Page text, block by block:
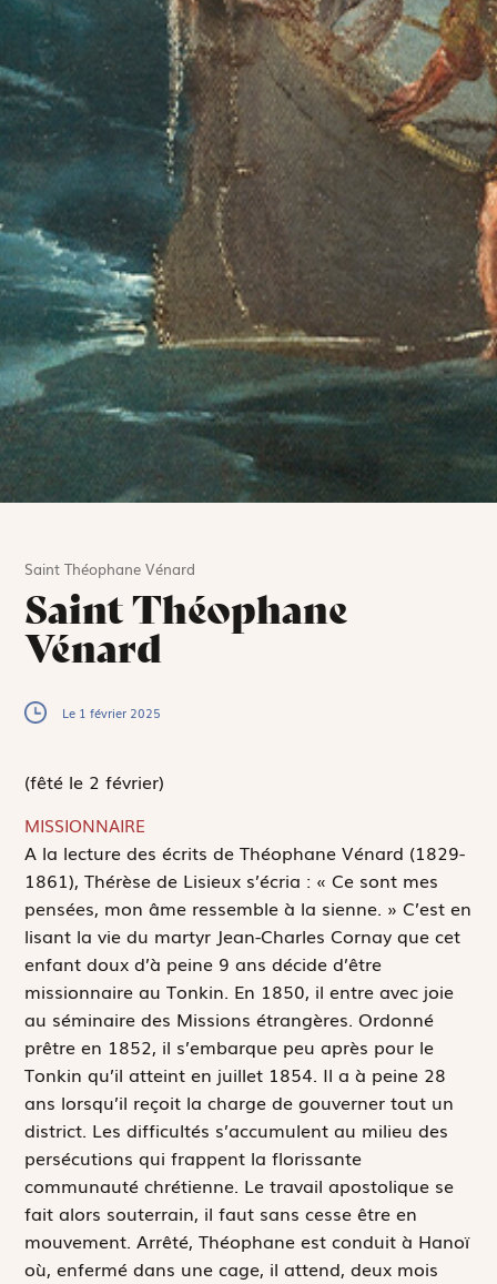
Saint Théophane Vénard
Saint Théophane
Vénard
Le 1 février 2025
(fêté le 2 février)
MISSIONNAIRE
A la lecture des écrits de Théophane Vénard (1829-
1861), Thérèse de Lisieux s’écria : « Ce sont mes
pensées, mon âme ressemble à la sienne. » C’est en
lisant la vie du martyr Jean-Charles Cornay que cet
enfant doux d’à peine 9 ans décide d’être
missionnaire au Tonkin. En 1850, il entre avec joie
au séminaire des Missions étrangères. Ordonné
prêtre en 1852, il s’embarque peu après pour le
Tonkin qu’il atteint en juillet 1854. Il a à peine 28
ans lorsqu’il reçoit la charge de gouverner tout un
district. Les difficultés s’accumulent au milieu des
persécutions qui frappent la florissante
communauté chrétienne. Le travail apostolique se
fait alors souterrain, il faut sans cesse être en
mouvement. Arrêté, Théophane est conduit à Hanoï
où, enfermé dans une cage, il attend, deux mois